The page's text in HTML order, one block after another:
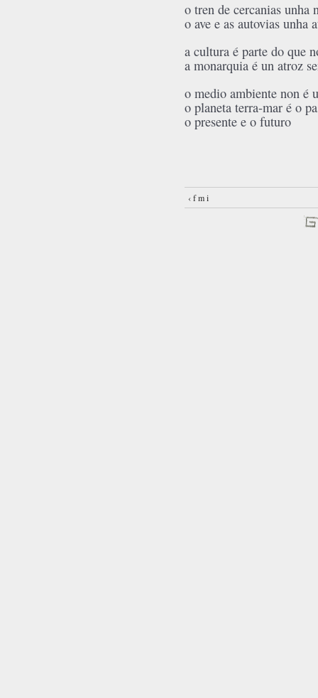
o tren de cercanias unha
o ave e as autovias unha
a cultura é parte do que
a monarquia é un atroz
o medio ambiente non é
o planeta terra-mar é o
o presente e o futuro
‹ f m i